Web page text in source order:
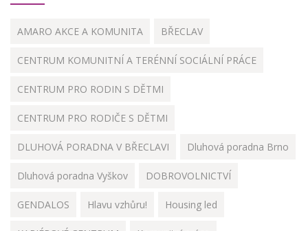
AMARO AKCE A KOMUNITA BŘECLAV
CENTRUM KOMUNITNÍ A TERÉNNÍ SOCIÁLNÍ PRÁCE
CENTRUM PRO RODIN S DĚTMI
CENTRUM PRO RODIČE S DĚTMI
DLUHOVÁ PORADNA V BŘECLAVI Dluhová poradna Brno
Dluhová poradna Vyškov DOBROVOLNICTVÍ
GENDALOS Hlavu vzhůru! Housing led